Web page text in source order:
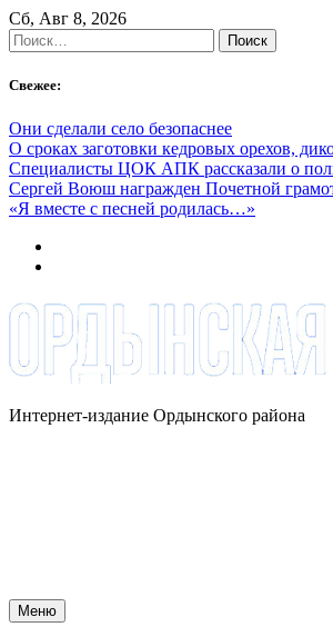
Skip
to
content
Сб, Авг 8, 2026
Найти:
Свежее:
Они сделали село безопаснее
О сроках заготовки кедровых орехов,
Специалисты ЦОК АПК рассказали о
Сергей Воюш награжден Почетной
«Я вместе с песней родилась…»
Интернет-издание Ордынского района
Меню